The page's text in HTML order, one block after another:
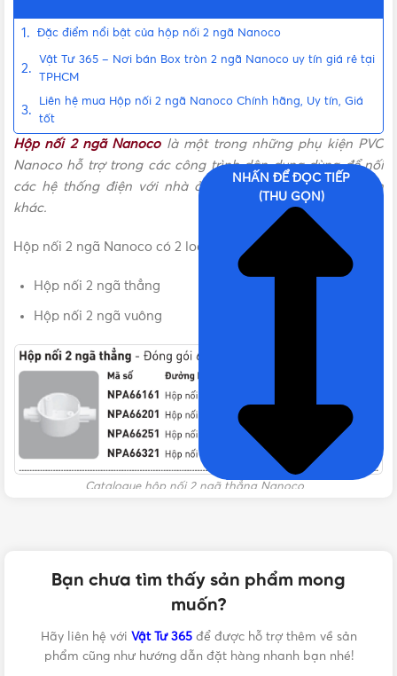
Đặc điểm nổi bật của hộp nối 2 ngã Nanoco
Vật Tư 365 – Nơi bán Box tròn 2 ngã Nanoco uy tín giá rẻ tại
TPHCM
Liên hệ mua Hộp nối 2 ngã Nanoco Chính hãng, Uy tín, Giá
tốt
Hộp nối 2 ngã Nanoco là một trong những phụ kiện PVC
Nanoco hỗ trợ trong các công trình dân dụng dùng để nối
các hệ thống điện với nhà ở hay những công trình điện
khác.
Hộp nối 2 ngã Nanoco có 2 loại:
Hộp nối 2 ngã thẳng
Hộp nối 2 ngã vuông
Catalogue hộp nối 2 ngã thẳng Nanoco
Catalogue hộp nối 2 ngã vuông Nanoco
NHẤN ĐỂ ĐỌC TIẾP
(THU GỌN)
Bạn chưa tìm thấy sản phẩm mong
muốn?
Hãy liên hệ với Vật Tư 365để được hỗ trợ thêm về sản
phẩm cũng như hướng dẫn đặt hàng nhanh bạn nhé!